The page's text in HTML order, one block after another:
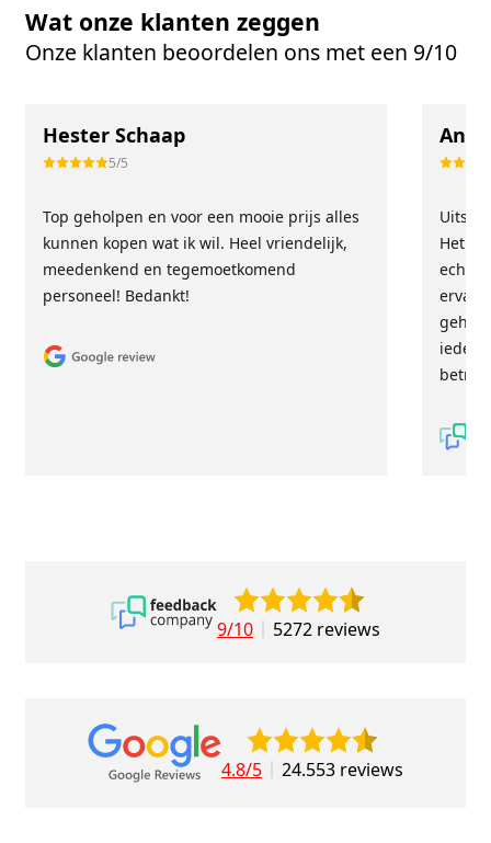
Wat onze klanten zeggen
Onze klanten beoordelen ons met een 9/10
Hester Schaap
5/5
Top geholpen en voor een mooie prijs alles
kunnen kopen wat ik wil. Heel vriendelijk,
meedenkend en tegemoetkomend
personeel! Bedankt!
Het
echt
9/10 5272 reviews
4.8/5 24.553 reviews